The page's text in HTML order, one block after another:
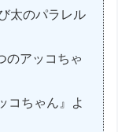
太のパラレル
アッコちゃ
コちゃん』よ